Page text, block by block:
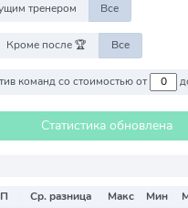
тренером Все
Кроме после 🏆 Все
Против команд со стоимостью от
Статистика обновлена
П Ср. разница Макс Мин